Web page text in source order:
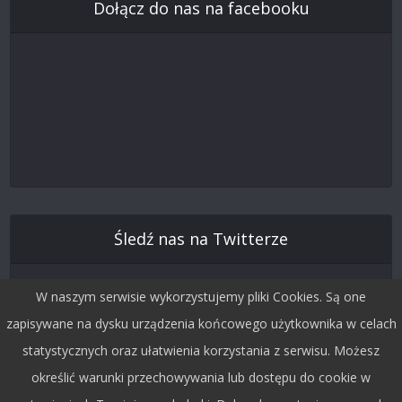
Dołącz do nas na facebooku
Śledź nas na Twitterze
W naszym serwisie wykorzystujemy pliki Cookies. Są one
zapisywane na dysku urządzenia końcowego użytkownika w celach
statystycznych oraz ułatwienia korzystania z serwisu. Możesz
określić warunki przechowywania lub dostępu do cookie w